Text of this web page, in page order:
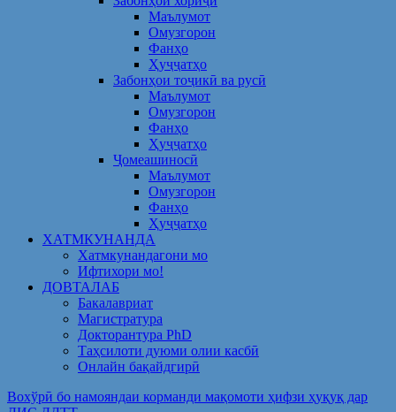
Маълумот
Омузгорон
Фанҳо
Ҳуҷҷатҳо
Забонҳои тоҷикӣ ва русӣ
Маълумот
Омузгорон
Фанҳо
Ҳуҷҷатҳо
Ҷомеашиносӣ
Маълумот
Омузгорон
Фанҳо
Ҳуҷҷатҳо
ХАТМКУНАНДА
Хатмкунандагони мо
Ифтихори мо!
ДОВТАЛАБ
Бакалавриат
Магистратура
Докторантура PhD
Таҳсилоти дуюми олии касбӣ
Онлайн бақайдгирӣ
Вохўрӣ бо намояндаи корманди мақомоти ҳифзи ҳуқуқ дар